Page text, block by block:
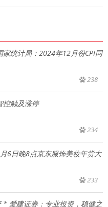
家统计局：2024年12月份CPI同
238
控触及涨停
234
6日晚8点京东服饰美妆年货大
233
* 爱建证券：专业投资，稳健之